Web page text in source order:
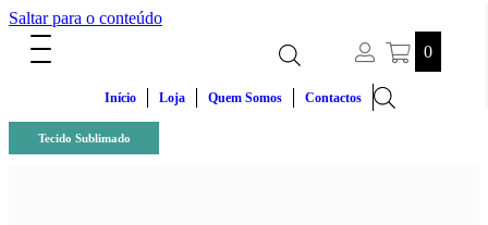
Saltar para o conteúdo
0
Início Loja Quem Somos Contactos
Tecido Sublimado